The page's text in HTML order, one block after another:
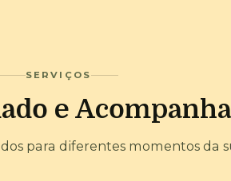
SERVIÇOS
e
para diferentes momentos da